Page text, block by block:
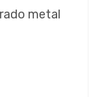
metal